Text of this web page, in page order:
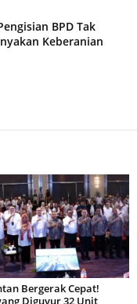
BPD Tak
Keberanian
Bergerak Cepat!
Diguyur 32 Unit